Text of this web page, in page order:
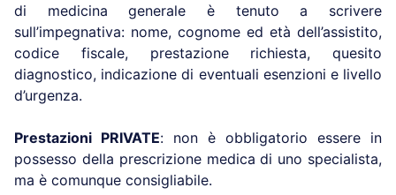
di medicina generale è tenuto a scrivere
sull’impegnativa: nome, cognome ed età dell’assistito,
codice fiscale, prestazione richiesta, quesito
diagnostico, indicazione di eventuali esenzioni e livello
d’urgenza.
Prestazioni PRIVATE: non è obbligatorio essere in
possesso della prescrizione medica di uno specialista,
ma è comunque consigliabile.